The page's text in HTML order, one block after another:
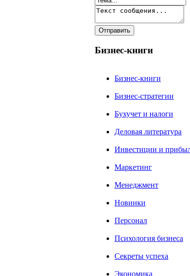
Бизнес-книги
Бизнес-книги
Бизнес-стратегии
Бухучет и налоги
Деловая литература
Инвестиции и
Маркетинг
Менеджмент
Новинки
Персонал
Психология бизнеса
Секреты успеха
Экономика